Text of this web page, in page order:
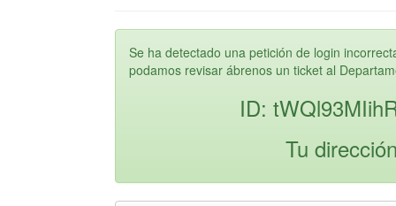
Se ha detectado una petición de login
podamos revisar ábrenos un ticket al
ID:
Tu